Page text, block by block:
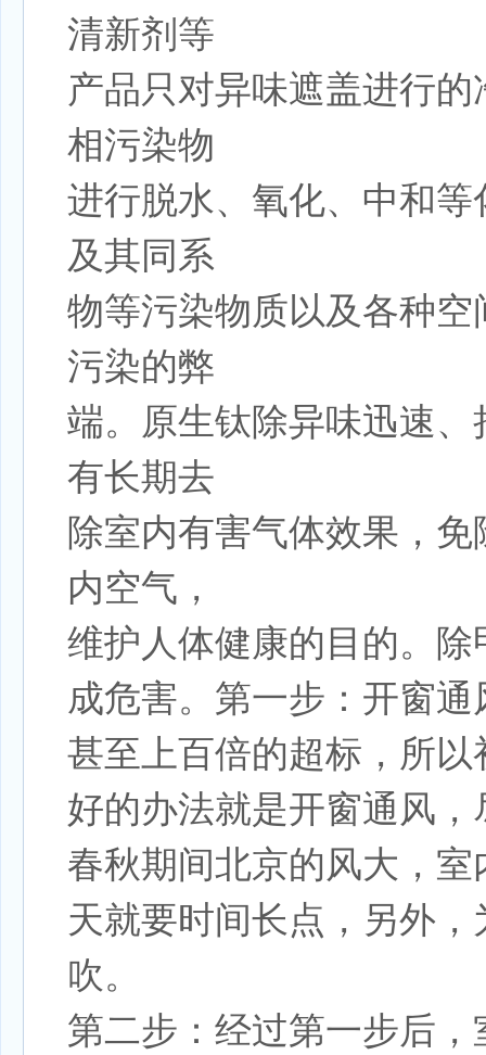
清新剂等
产品只对异味遮盖进行
相污染物
进行脱水、氧化、中和
及其同系
物等污染物质以及各种
污染的弊
端。原生钛除异味迅速
有长期去
除室内有害气体效果，
内空气，
维护人体健康的目的。
成危害。第一步：开窗
甚至上百倍的超标，所
好的办法就是开窗通风
春秋期间北京的风大，
天就要时间长点，另外
吹。
第二步：经过第一步后